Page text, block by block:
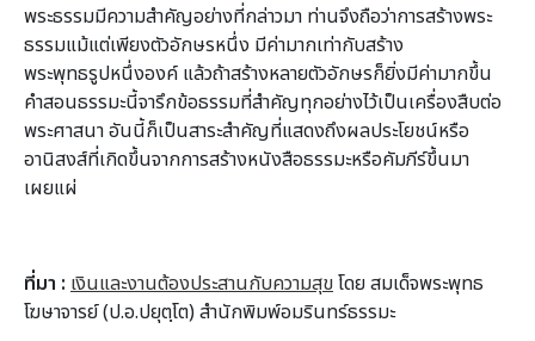
พระธรรมมีความสำคัญอย่างที่กล่าวมา ท่านจึงถือว่าการสร้างพระ
ธรรมแม้แต่เพียงตัวอักษรหนึ่ง มีค่ามากเท่ากับสร้าง
พระพุทธรูปหนึ่งองค์ แล้วถ้าสร้างหลายตัวอักษรก็ยิ่งมีค่ามากขึ้น
คำสอนธรรมะนี้จารึกข้อธรรมที่สำคัญทุกอย่างไว้เป็นเครื่องสืบต่อ
พระศาสนา อันนี้ก็เป็นสาระสำคัญที่แสดงถึงผลประโยชน์หรือ
อานิสงส์ที่เกิดขึ้นจากการสร้างหนังสือธรรมะหรือคัมภีร์ขึ้นมา
เผยแผ่
ที่มา : เงินและงานต้องประสานกับความสุข โดย สมเด็จพระพุทธ
โฆษาจารย์ (ป.อ.ปยุตฺโต) สำนักพิมพ์อมรินทร์ธรรมะ